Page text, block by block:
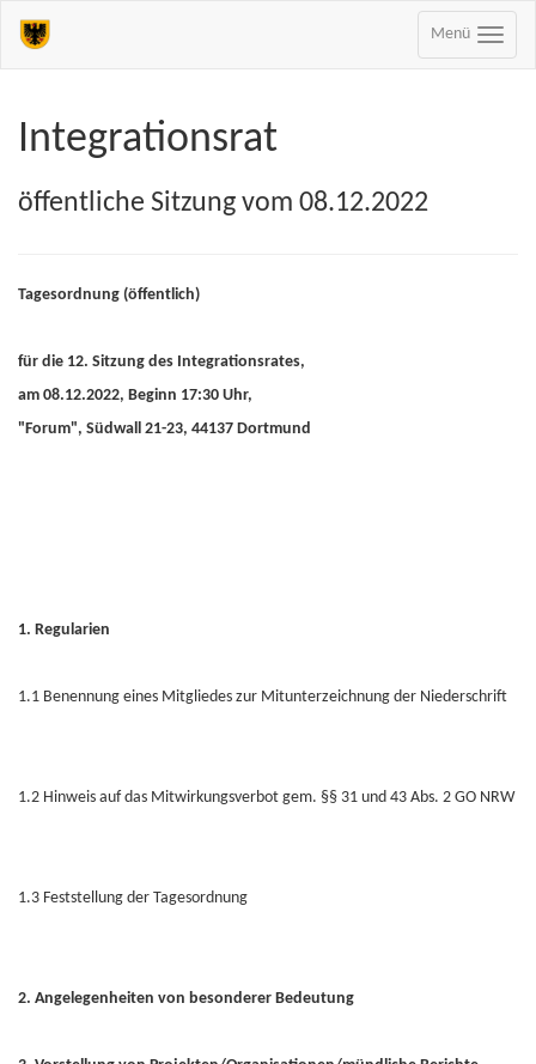
Menü
Integrationsrat
öffentliche Sitzung vom 08.12.2022
Tagesordnung (öffentlich)
für die 12. Sitzung des Integrationsrates,
am 08.12.2022, Beginn 17:30 Uhr,
"Forum", Südwall 21-23, 44137 Dortmund
1. Regularien
1.1 Benennung eines Mitgliedes zur Mitunterzeichnung der Niederschrift
1.2 Hinweis auf das Mitwirkungsverbot gem. §§ 31 und 43 Abs. 2 GO NRW
1.3 Feststellung der Tagesordnung
2. Angelegenheiten von besonderer Bedeutung